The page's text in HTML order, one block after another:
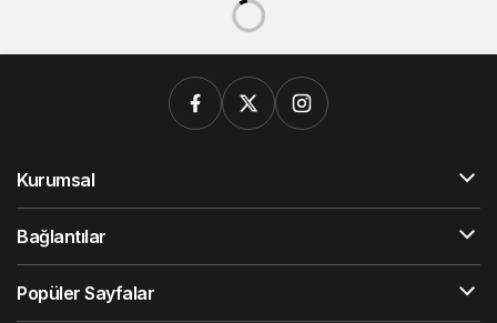
Kurumsal
Bağlantılar
Popüler Sayfalar